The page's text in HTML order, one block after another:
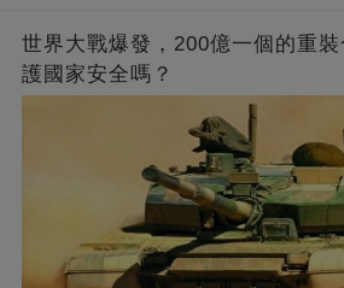
世界大戰爆發，200億一個的重
護國家安全嗎？